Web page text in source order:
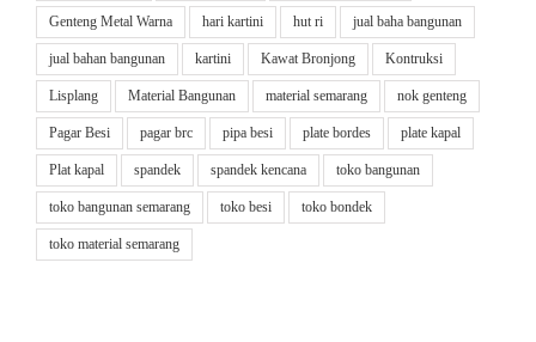
Genteng Metal Warna hari kartini hut ri jual baha bangunan
jual bahan bangunan kartini Kawat Bronjong Kontruksi
Lisplang Material Bangunan material semarang nok genteng
Pagar Besi pagar brc pipa besi plate bordes plate kapal
Plat kapal spandek spandek kencana toko bangunan
toko bangunan semarang toko besi toko bondek
toko material semarang